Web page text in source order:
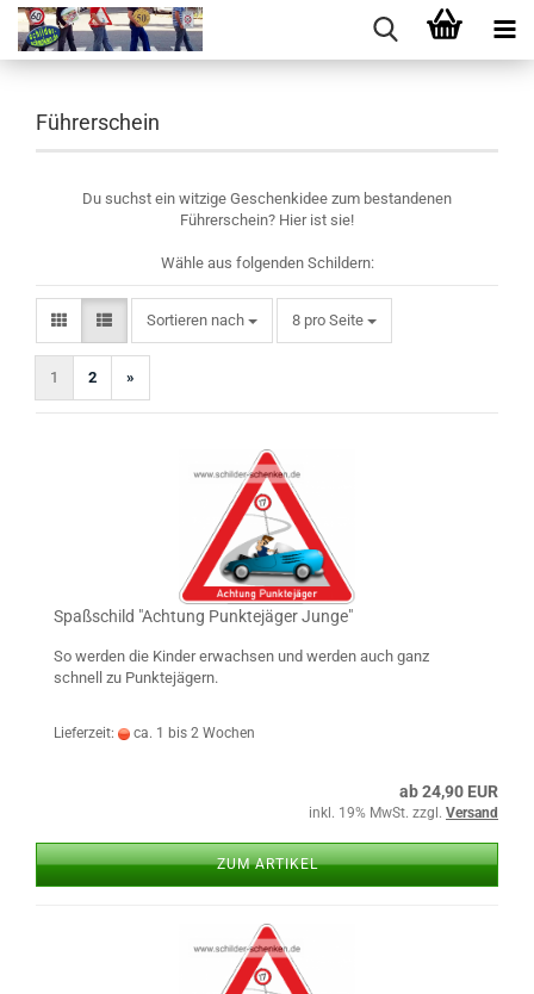
Führerschein
Du suchst ein witzige Geschenkidee zum bestandenen
Führerschein? Hier ist sie!
Wähle aus folgenden Schildern:
Sortieren nach
Sortieren nach 8 pro Seite
pro Seite
1 2 »
Spaß­schild "Ach­tung Punk­te­jä­ger Junge"
So wer­den die Kin­der er­wach­sen und wer­den auch ganz
schnell zu Punk­te­jä­gern.
Lieferzeit: ca. 1 bis 2 Wochen
ab 24,90 EUR
inkl. 19% MwSt. zzgl. Versand
ZUM ARTIKEL